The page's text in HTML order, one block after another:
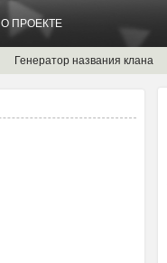
О ПРОЕКТЕ
Генератор названия клана